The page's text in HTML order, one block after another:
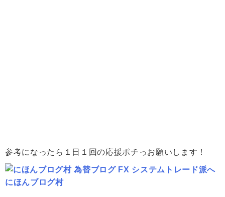
参考になったら１日１回の応援ポチっお願いします！
にほんブログ村